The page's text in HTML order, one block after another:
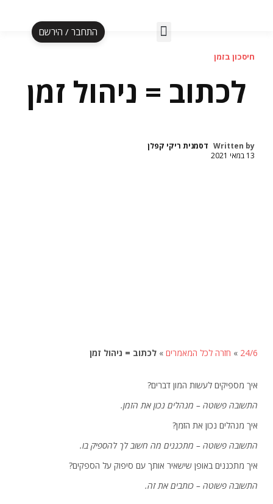
התחבר / הירשם
חיסכון בזמן
לכתוב = ניהול זמן
Written by דסמנית ריקי קפלן
13 במאי 2021
24/6
» חזרה לכל המאמרים » לכתוב = ניהול זמן
איך מספיקים לעשות המון דברים?
התשובה פשוטה – מנהלים נכון את הזמן.
איך מנהלים נכון את הזמן?
התשובה פשוטה – מתכננים מה חשוב לך להספיק בו.
איך מתכננים באופן שישאיר אותך עם סיפוק על הספקים?
התשובה פשוטה – כותבים את זה.